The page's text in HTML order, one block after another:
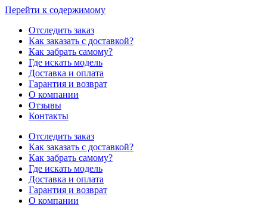
Перейти к содержимому
Отследить заказ
Как заказать с доставкой?
Как забрать самому?
Где искать модель
Доставка и оплата
Гарантия и возврат
О компании
Отзывы
Контакты
Отследить заказ
Как заказать с доставкой?
Как забрать самому?
Где искать модель
Доставка и оплата
Гарантия и возврат
О компании